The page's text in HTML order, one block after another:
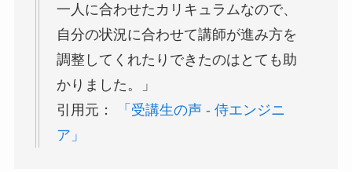
一人に合わせたカリキュラムなので、
自分の状況に合わせて講師が進み方を
調整してくれたりできたのはとても助
かりました。」
引用元：
「受講生の声 ‐ 侍エンジニ
ア」